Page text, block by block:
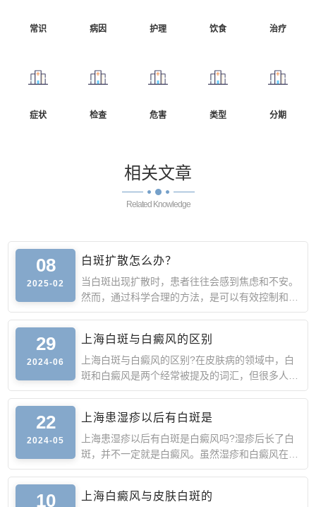
常识 病因 护理 饮食 治疗
症状 检查 危害 类型 分期
相关文章
Related Knowledge
08
2025-02
白斑扩散怎么办？
当白斑出现扩散时，患者往往会感到焦虑和不安。
然而，通过科学合理的方法，是可以有效控制和应
对白斑扩散的。
29
2024-06
上海白斑与白癜风的区别
上海白斑与白癜风的区别?在皮肤病的领域中，白
斑和白癜风是两个经常被提及的词汇，但很多人可
能并不清楚它们之
22
2024-05
上海患湿疹以后有白斑是
上海患湿疹以后有白斑是白癜风吗?湿疹后长了白
斑，并不一定就是白癜风。虽然湿疹和白癜风在某
些情况下可能会产
10 上海白癜风与皮肤白斑的